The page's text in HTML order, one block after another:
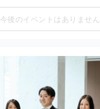
今後のイベントはありません